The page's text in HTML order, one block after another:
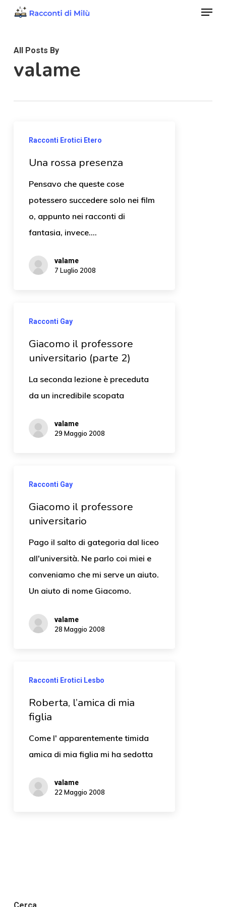
content
Menu
All Posts By
valame
Racconti Erotici Etero
Una rossa presenza
Pensavo che queste cose
potessero succedere solo nei film
o, appunto nei racconti di
fantasia, invece....
valame
7 Luglio 2008
Racconti Gay
Giacomo il professore
universitario (parte 2)
La seconda lezione è preceduta
da un incredibile scopata
valame
29 Maggio 2008
Racconti Gay
Giacomo il professore
universitario
Pago il salto di gategoria dal liceo
all'università. Ne parlo coi miei e
conveniamo che mi serve un aiuto.
Un aiuto di nome Giacomo.
valame
28 Maggio 2008
Racconti Erotici Lesbo
Roberta, l’amica di mia
figlia
Come l' apparentemente timida
amica di mia figlia mi ha sedotta
valame
22 Maggio 2008
Cerca